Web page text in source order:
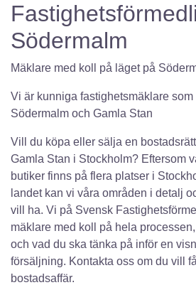
Södermalm
Mäklare med koll på läget på
Vi är kunniga fastighetsmäklare
Södermalm och Gamla Stan
Vill du köpa eller sälja en
Gamla Stan i Stockholm? Eftersom
butiker finns på flera platser i
landet kan vi våra områden i detalj
vill ha. Vi på Svensk
mäklare med koll på hela
och vad du ska tänka på inför en
försäljning. Kontakta oss om du vill
bostadsaffär.